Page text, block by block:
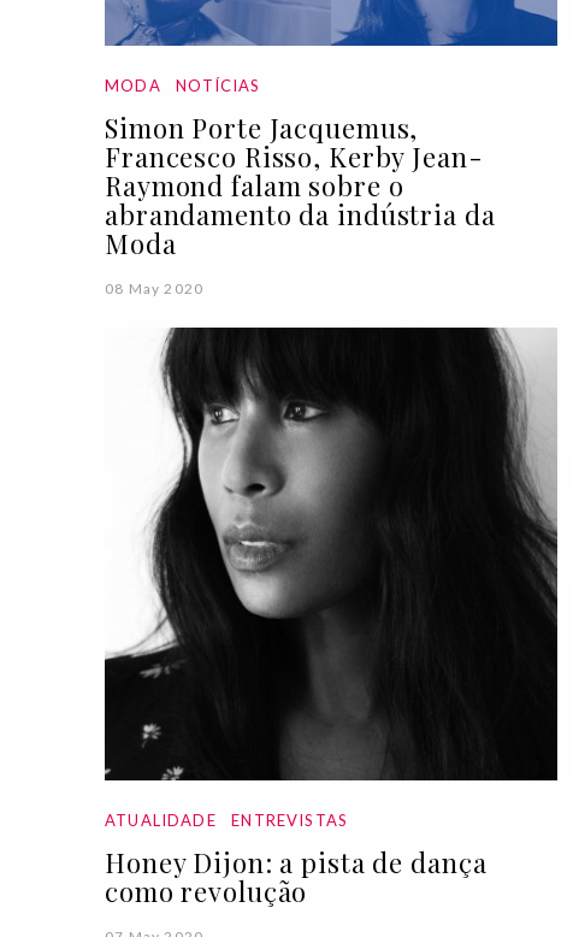
MODA NOTÍCIAS
Simon Porte Jacquemus,
Francesco Risso, Kerby Jean-
Raymond falam sobre o
abrandamento da indústria da
Moda
08 May 2020
ATUALIDADE ENTREVISTAS
Honey Dijon: a pista de dança
como revolução